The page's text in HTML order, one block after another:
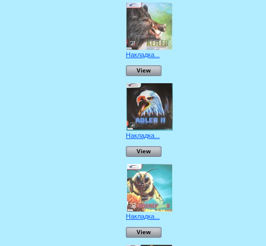
Накладка...
View
Накладка...
View
Накладка...
View